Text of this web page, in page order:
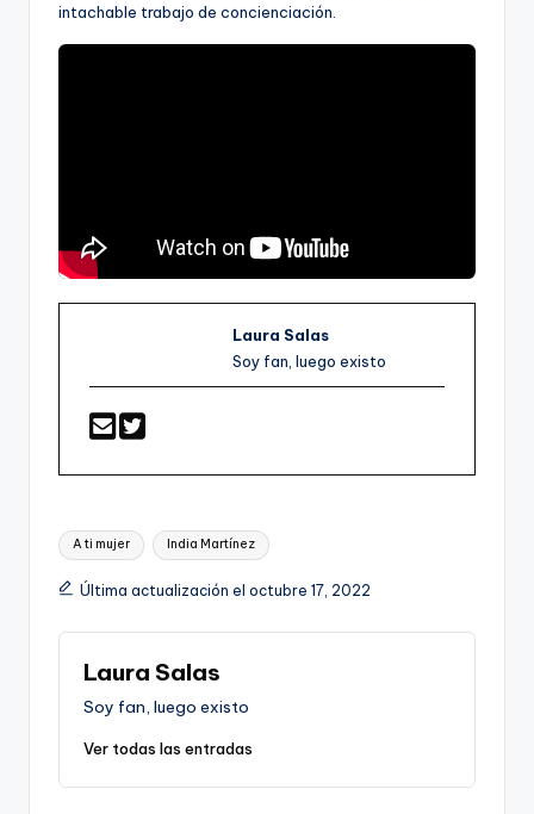
intachable trabajo de concienciación.
Laura Salas
Soy fan, luego existo
Etiquetas:
A ti mujer India Martínez
Última actualización el octubre 17, 2022
Laura Salas
Soy fan, luego existo
Ver todas las entradas